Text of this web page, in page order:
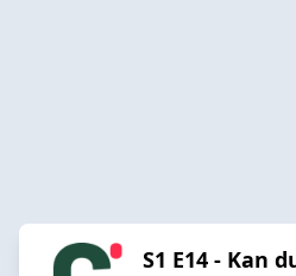
S1 E14 - Kan